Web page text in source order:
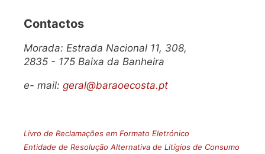
Contactos
Morada: Estrada Nacional 11, 308,
2835 - 175 Baixa da Banheira
e- mail: geral@baraoecosta.pt
Livro de Reclamações em Formato Eletrónico
Entidade de Resolução Alternativa de Litígios de Consumo